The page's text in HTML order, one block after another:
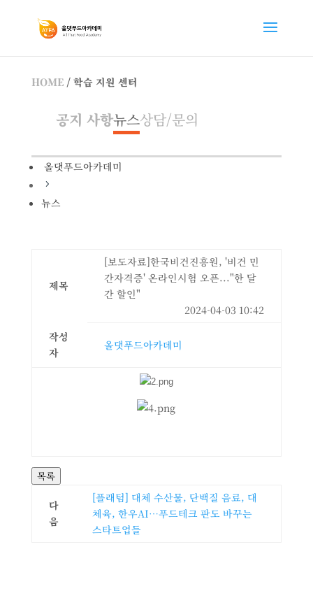
HOME/ 학습 지원 센터
공지 사항뉴스상담/문의
올댓푸드아카데미
5
뉴스
제목
[보도자료]한국비건진흥원, '비건 민
간자격증' 온라인시험 오픈..."한 달
간 할인"
2024-04-03 10:42
작성
자
올댓푸드아카데미
목록
다
음
[플래텀] 대체 수산물, 단백질 음료, 대
체육, 한우AI…푸드테크 판도 바꾸는
스타트업들